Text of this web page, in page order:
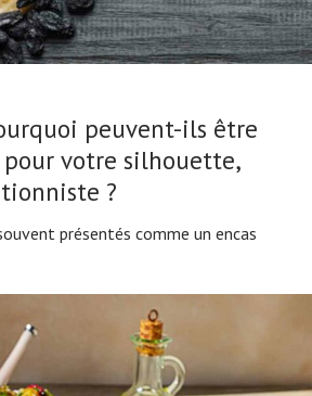
peuvent-ils être
votre silhouette,
?
présentés comme un encas